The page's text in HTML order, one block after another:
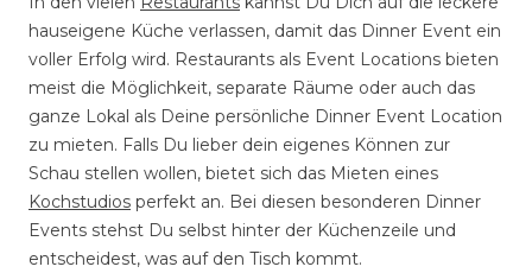
hauseigene Küche verlassen, damit das Dinner Event ein
voller Erfolg wird. Restaurants als Event Locations bieten
meist die Möglichkeit, separate Räume oder auch das
ganze Lokal als Deine persönliche Dinner Event Location
zu mieten. Falls Du lieber dein eigenes Können zur
Schau stellen wollen, bietet sich das Mieten eines
Kochstudios perfekt an. Bei diesen besonderen Dinner
Events stehst Du selbst hinter der Küchenzeile und
entscheidest, was auf den Tisch kommt.